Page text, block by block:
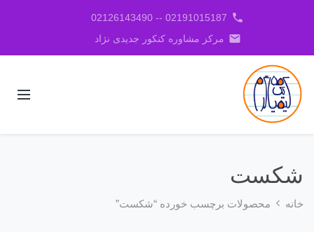
phone
02191015187 -- 02126143490
email مرکز مشاوره کنکور جدیدی نژاد
شکست
خانه محصولات برچسب خورده “شکست”